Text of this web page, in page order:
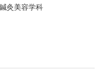
灸美容学科